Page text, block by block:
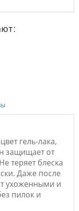
гель-лака,
защищает от
теряет блеска
Даже после
ухоженными и
пилок и